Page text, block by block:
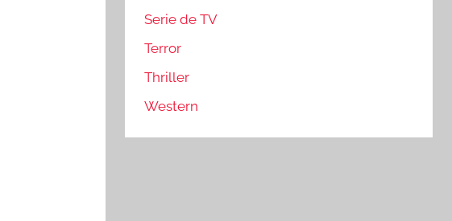
Serie de TV
Terror
Thriller
Western